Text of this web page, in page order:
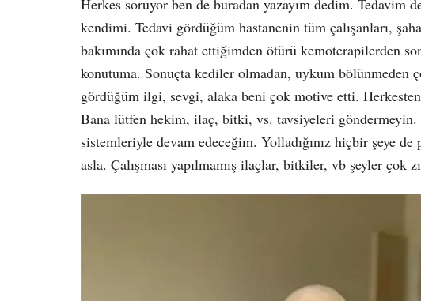
kendimi. Tedavi gördüğüm hastanenin tüm çalışanları,
bakımında çok rahat ettiğimden ötürü kemoterapilerden
konutuma. Sonuçta kediler olmadan, uykum bölünmeden
gördüğüm ilgi, sevgi, alaka beni çok motive etti.
Bana lütfen hekim, ilaç, bitki, vs. tavsiyeleri
sistemleriyle devam edeceğim. Yolladığınız hiçbir şeye
asla. Çalışması yapılmamış ilaçlar, bitkiler, vb şeyler çok